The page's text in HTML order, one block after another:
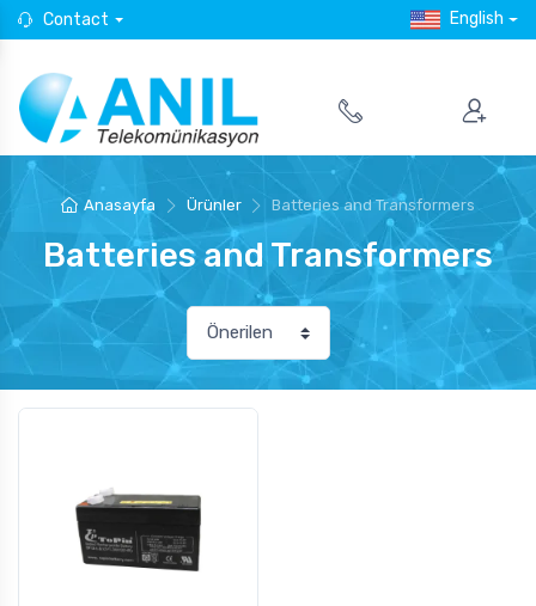
Contact English
Anasayfa Ürünler Batteries and Transformers
Batteries and Transformers